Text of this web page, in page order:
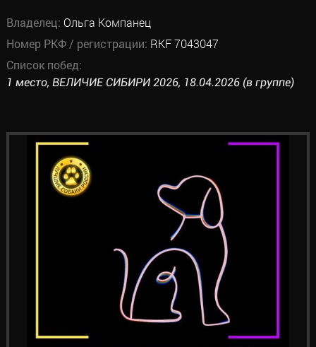
Владелец: Ольга Компанец
Номер РКФ / регистрации: RKF 7043047
Список побед:
1 место, ВЕЛИЧИЕ СИБИРИ 2026, 18.04.2026 (в группе)